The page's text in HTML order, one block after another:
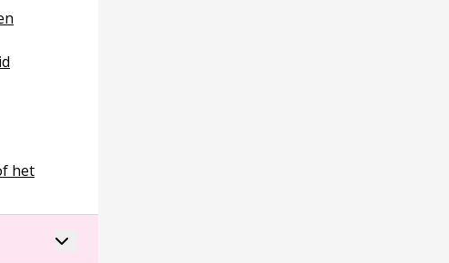
slaapproblemen
slaapgezondheid
oorzaken van slaapproblemen
het
van (voor)school of het kinderdagverblijf
naar pagina over 4 Samenwerken en verwijzen
Toggle accordion over 4 Samenwerken en verwijzen